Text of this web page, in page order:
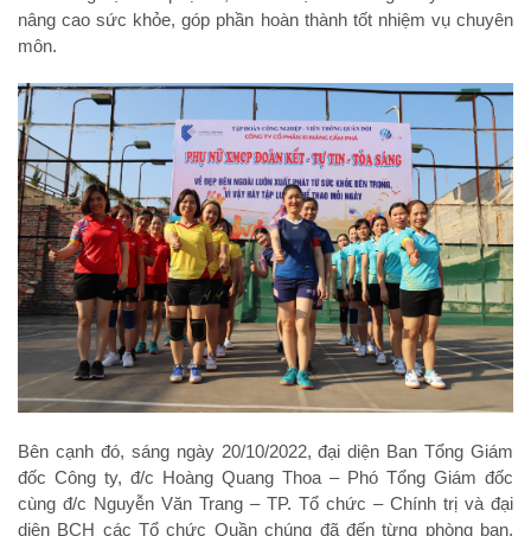
nâng cao sức khỏe, góp phần hoàn thành tốt nhiệm vụ chuyên
môn.
Bên cạnh đó, sáng ngày 20/10/2022, đại diện Ban Tổng Giám
đốc Công ty, đ/c Hoàng Quang Thoa – Phó Tổng Giám đốc
cùng đ/c Nguyễn Văn Trang – TP. Tổ chức – Chính trị và đại
diện BCH các Tổ chức Quần chúng đã đến từng phòng ban,